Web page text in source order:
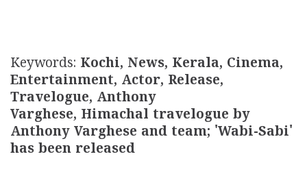
Keywords: Kochi, News, Kerala, Cinema,
Entertainment, Actor, Release,
Travelogue, Anthony
Varghese, Himachal travelogue by
Anthony Varghese and team; 'Wabi-Sabi'
has been released